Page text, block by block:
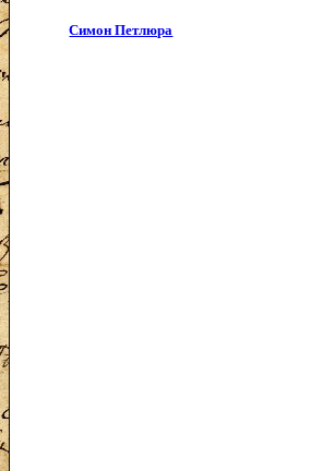
Симон Петлюра